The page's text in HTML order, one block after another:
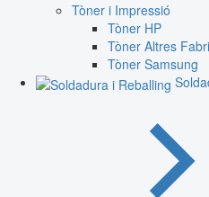
Tòner i Impressió
Tòner HP
Tòner Altres
Tòner Samsung